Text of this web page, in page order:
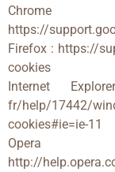
https://
Firefox : https://
cookies
Internet
fr/help/17442/
cookies#ie=ie-11
http://